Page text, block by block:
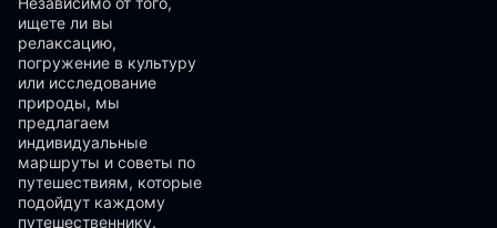
ищете ли вы
релаксацию,
погружение в культуру
или исследование
природы, мы
предлагаем
индивидуальные
маршруты и советы по
путешествиям, которые
подойдут каждому
путешественнику.